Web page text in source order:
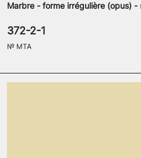
Marbre - forme irrégulière (opus) -
372-2-1
№ MTA